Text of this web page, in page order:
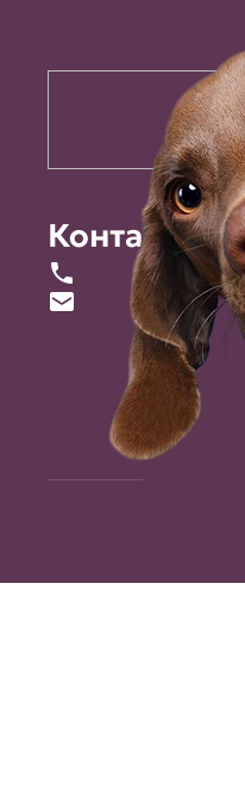
Контакты